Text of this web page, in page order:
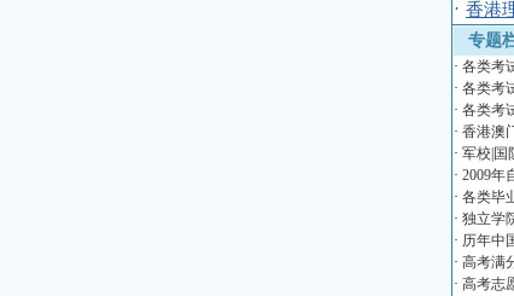
· 香港
专题
· 各类考
· 各类考
· 各类考
· 香港澳
· 军校|国
· 2009年
· 各类毕
· 独立学
· 历年中
· 高考满
· 高考志